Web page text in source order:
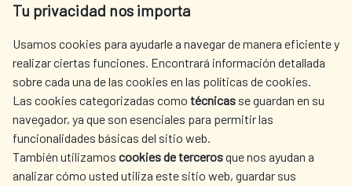
Tu privacidad nos importa
Usamos cookies para ayudarle a navegar de manera eficiente y
realizar ciertas funciones. Encontrará información detallada
sobre cada una de las cookies en las políticas de cookies.
Las cookies categorizadas como técnicas se guardan en su
navegador, ya que son esenciales para permitir las
funcionalidades básicas del sitio web.
También utilizamos cookies de tercerosque nos ayudan a
analizar cómo usted utiliza este sitio web, guardar sus
Tel. +34 900 20 30 54​​​​​​​
AECID
WHERE DO WE COOPERATE?
SPANISH HUMANITARIAN
ACTION
PRESS ROOM
CULTURE AND SCIENCE LIBRARY